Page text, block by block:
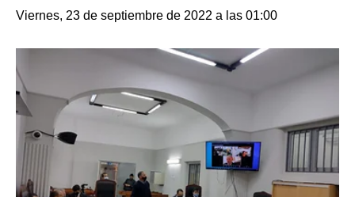
Viernes, 23 de septiembre de 2022 a las 01:00